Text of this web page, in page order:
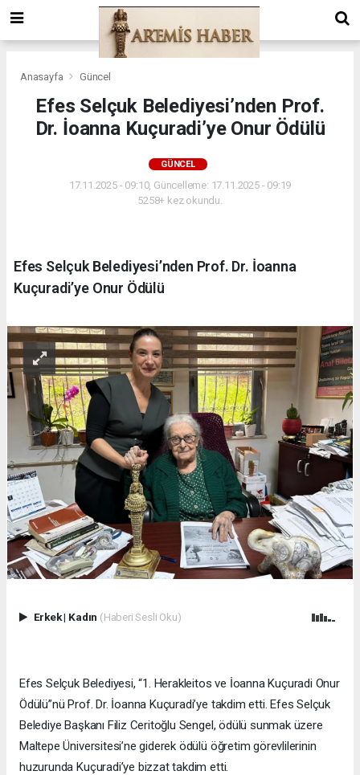
Anasayfa Güncel
Efes Selçuk Belediyesi’nden Prof.
Dr. İoanna Kuçuradi’ye Onur Ödülü
GÜNCEL
17.11.2025 - 09:10, Güncelleme: 17.11.2025 - 09:19
5258+ kez okundu.
Efes Selçuk Belediyesi’nden Prof. Dr. İoanna
Kuçuradi’ye Onur Ödülü
Erkek| Kadın (Haberi Sesli Oku)
Efes Selçuk Belediyesi, “1. Herakleitos ve İoanna Kuçuradi Onur
Ödülü”nü Prof. Dr. İoanna Kuçuradi’ye takdim etti. Efes Selçuk
Belediye Başkanı Filiz Ceritoğlu Sengel, ödülü sunmak üzere
Maltepe Üniversitesi’ne giderek ödülü öğretim görevlilerinin
huzurunda Kuçuradi’ye bizzat takdim etti.